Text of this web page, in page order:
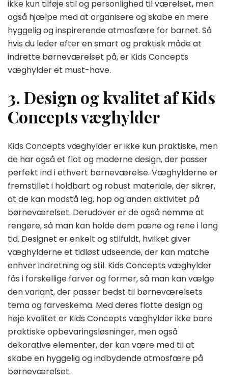
ikke kun tilføje stil og personlighed til værelset, men
også hjælpe med at organisere og skabe en mere
hyggelig og inspirerende atmosfære for barnet. Så
hvis du leder efter en smart og praktisk måde at
indrette børneværelset på, er Kids Concepts
væghylder et must-have.
3. Design og kvalitet af Kids
Concepts væghylder
Kids Concepts væghylder er ikke kun praktiske, men
de har også et flot og moderne design, der passer
perfekt ind i ethvert børneværelse. Væghylderne er
fremstillet i holdbart og robust materiale, der sikrer,
at de kan modstå leg, hop og anden aktivitet på
børneværelset. Derudover er de også nemme at
rengøre, så man kan holde dem pæne og rene i lang
tid. Designet er enkelt og stilfuldt, hvilket giver
væghylderne et tidløst udseende, der kan matche
enhver indretning og stil. Kids Concepts væghylder
fås i forskellige farver og former, så man kan vælge
den variant, der passer bedst til børneværelsets
tema og farveskema. Med deres flotte design og
høje kvalitet er Kids Concepts væghylder ikke bare
praktiske opbevaringsløsninger, men også
dekorative elementer, der kan være med til at
skabe en hyggelig og indbydende atmosfære på
børneværelset.